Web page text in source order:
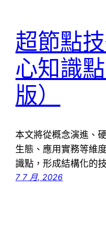
超節點
心知識
版）
本文將從概念演進、
生態、應用實務等維
識點，形成結構化的
7 7 月, 2026